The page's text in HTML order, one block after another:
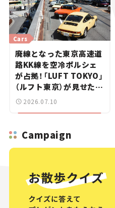
Cars
廃線となった東京高速道
路KK線を空冷ポルシェ
が占拠！「LUFT TOKYO」
（ルフト東京）が見せた奇
跡の一日——ハッサンの
2026.07.10
Campaign